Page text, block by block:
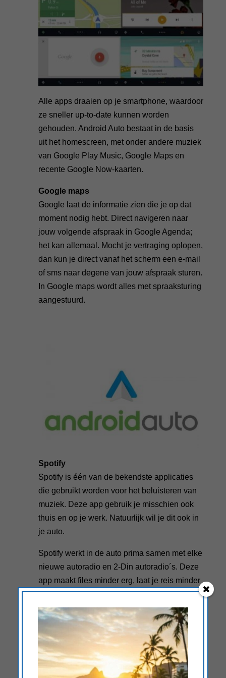
Alle apps draaien op je smartphone, waardoor
ze sneller up-to-date kunnen worden
gehouden. Android Auto bestaat in de basis
uit het homescreen, met onder andere muziek
van Google Play Music, Google Maps en
recente Google Now-kaarten.
Google maps
Google laat de informatie zien die je op dat
moment nodig hebt. Direct navigeren naar
jouw volgende afspraak in Google Agenda;
het kan allemaal. Mocht je vertraging oplopen,
dan kun je direct vanaf het scherm een e-mail
of sms naar degene van jouw afspraak sturen.
In Google maps wordt alles met spraaksturing
aangestuurd.
Spotify
Spotify is één van de bekendste applicaties
die gebruikt worden voor het beluisteren van
muziek. Deze app gebruik je misschien ook
thuis en op je werk. Natuurlijk wil je dit ook in
je auto.
Spotify werkt in de auto prima samen met elke
nieuwe autoradio en 2-Din autoradio´s. Deze
app maakt files minder erg, laat je reis minder
lang duren en geeft je de kans om de tijd in de
auto te spenderen aan het luisteren van
bijvoorbeeld een nieuw album of nieuwe
podcast aflevering.
Weblink
Met de nieuwe WebLink-app wordt het